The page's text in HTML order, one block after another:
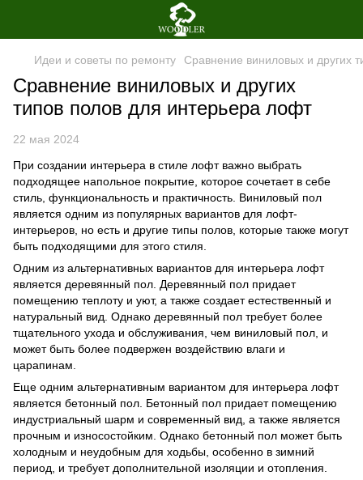
Идеи и советы по ремонту Сравнение виниловых и других
Сравнение виниловых и других
типов полов для интерьера лофт
22 мая 2024
При создании интерьера в стиле лофт важно выбрать
подходящее напольное покрытие, которое сочетает в себе
стиль, функциональность и практичность. Виниловый пол
является одним из популярных вариантов для лофт-
интерьеров, но есть и другие типы полов, которые также могут
быть подходящими для этого стиля.
Одним из альтернативных вариантов для интерьера лофт
является деревянный пол. Деревянный пол придает
помещению теплоту и уют, а также создает естественный и
натуральный вид. Однако деревянный пол требует более
тщательного ухода и обслуживания, чем виниловый пол, и
может быть более подвержен воздействию влаги и
царапинам.
Еще одним альтернативным вариантом для интерьера лофт
является бетонный пол. Бетонный пол придает помещению
индустриальный шарм и современный вид, а также является
прочным и износостойким. Однако бетонный пол может быть
холодным и неудобным для ходьбы, особенно в зимний
период, и требует дополнительной изоляции и отопления.